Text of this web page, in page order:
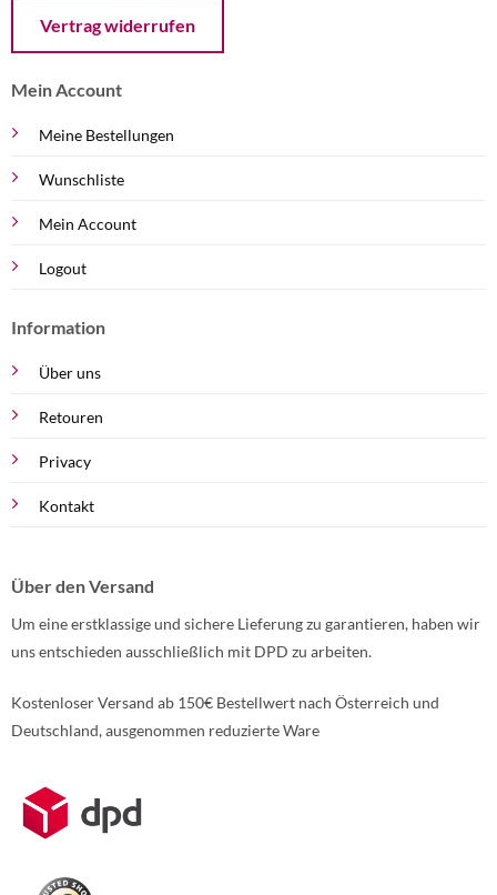
Vertrag widerrufen
Mein Account
Meine Bestellungen
Wunschliste
Mein Account
Logout
Information
Über uns
Retouren
Privacy
Kontakt
Über den Versand
Um eine erstklassige und sichere Lieferung zu garantieren, haben wir
uns entschieden ausschließlich mit DPD zu arbeiten.
Kostenloser Versand ab 150€ Bestellwert nach Österreich und
Deutschland, ausgenommen reduzierte Ware
Weitere Informationen über den gesperrten Inhalt.